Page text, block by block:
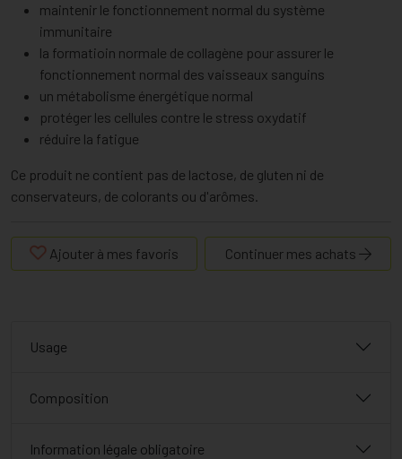
maintenir le fonctionnement normal du système
immunitaire
la formatioin normale de collagène pour assurer le
fonctionnement normal des vaisseaux sanguins
un métabolisme énergétique normal
protéger les cellules contre le stress oxydatif
réduire la fatigue
Ce produit ne contient pas de lactose, de gluten ni de
conservateurs, de colorants ou d'arômes.
Ajouter à mes favoris Continuer mes achats
Usage
Composition
Information légale obligatoire